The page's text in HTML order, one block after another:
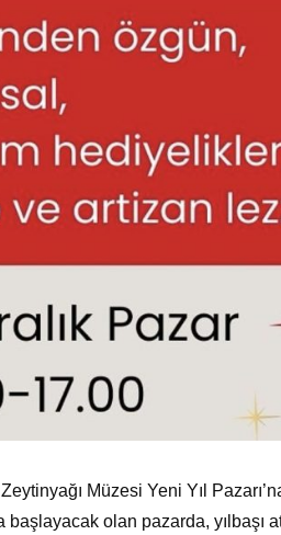
Müzesi Yeni Yıl
başlayacak olan pazarda,